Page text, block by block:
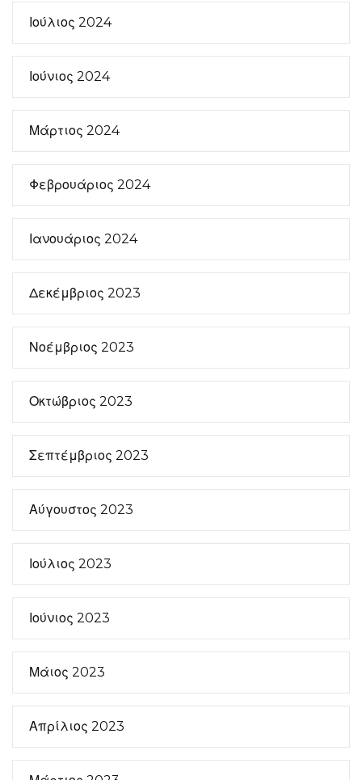
Ιούλιος 2024
Ιούνιος 2024
Μάρτιος 2024
Φεβρουάριος 2024
Ιανουάριος 2024
Δεκέμβριος 2023
Νοέμβριος 2023
Οκτώβριος 2023
Σεπτέμβριος 2023
Αύγουστος 2023
Ιούλιος 2023
Ιούνιος 2023
Μάιος 2023
Απρίλιος 2023